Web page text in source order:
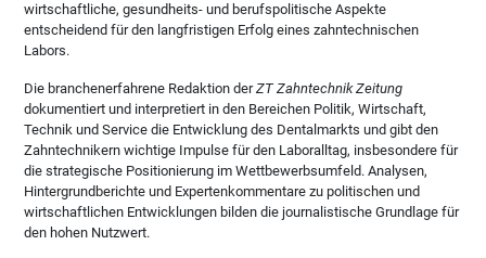
wirtschaftliche, gesundheits- und berufspolitische Aspekte
entscheidend für den langfristigen Erfolg eines zahntechnischen
Labors.
Die branchenerfahrene Redaktion derZT Zahntechnik Zeitung
dokumentiert und interpretiert in den Bereichen Politik, Wirtschaft,
Technik und Service die Entwicklung des Dentalmarkts und gibt den
Zahntechnikern wichtige Impulse für den Laboralltag, insbesondere für
die strategische Positionierung im Wettbewerbsumfeld. Analysen,
Hintergrundberichte und Expertenkommentare zu politischen und
wirtschaftlichen Entwicklungen bilden die journalistische Grundlage für
den hohen Nutzwert.